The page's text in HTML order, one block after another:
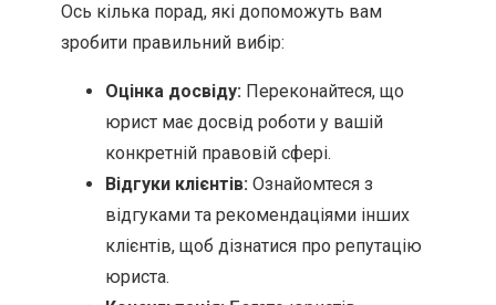
Ось кілька порад, які допоможуть вам
зробити правильний вибір:
Оцінка досвіду: Переконайтеся, що
юрист має досвід роботи у вашій
конкретній правовій сфері.
Відгуки клієнтів: Ознайомтеся з
відгуками та рекомендаціями інших
клієнтів, щоб дізнатися про репутацію
юриста.